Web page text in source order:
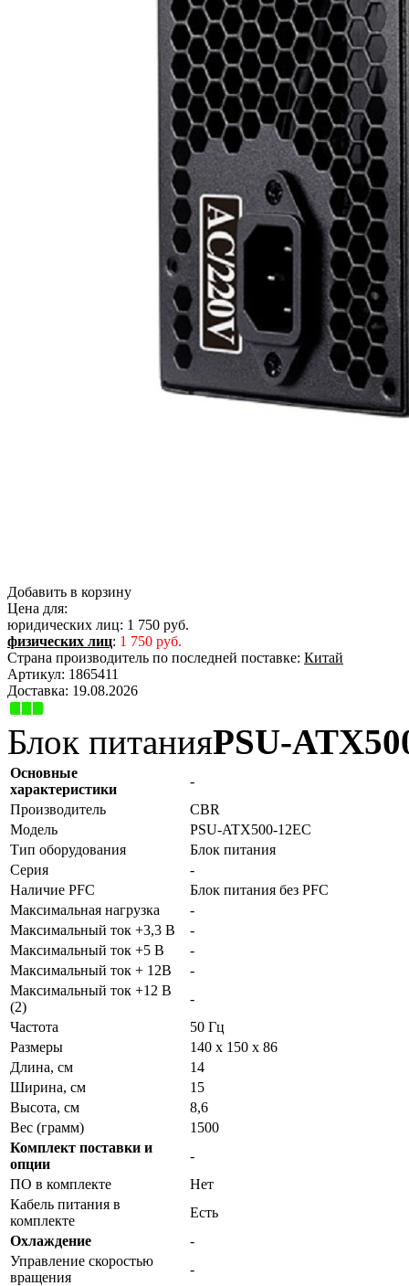
Добавить в корзину
Цена для:
юридических лиц: 1 750 руб.
физических лиц: 1 750 руб.
Страна производитель по последней поставке: Китай
Артикул: 1865411
Доставка: 19.08.2026
Блок питанияPSU-
Основные
характеристики
-
Производитель
CBR
Модель
PSU-ATX500-12EC
Тип оборудования
Блок питания
Серия
-
Наличие PFC
Блок питания без PFC
Максимальная нагрузка
-
Максимальный ток +3,3 В
-
Максимальный ток +5 В
-
Максимальный ток + 12В
-
Максимальный ток +12 В
(2)
-
Частота
50 Гц
Размеры
140 х 150 х 86
Длина, см
14
Ширина, см
15
Высота, см
8,6
Вес (грамм)
1500
Комплект поставки и
опции
-
ПО в комплекте
Нет
Кабель питания в
комплекте
Есть
Охлаждение
-
Управление скоростью
вращения
-